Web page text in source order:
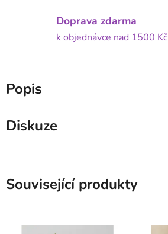
Doprava zdarma
k objednávce nad 1500 Kč
Popis
Diskuze
Související produkty